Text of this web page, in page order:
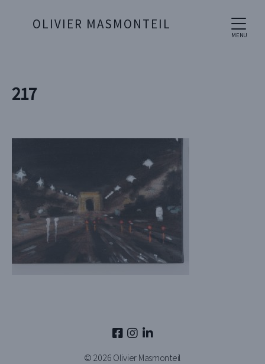
MENU
OLIVIER MASMONTEIL
217
© 2026 Olivier Masmonteil